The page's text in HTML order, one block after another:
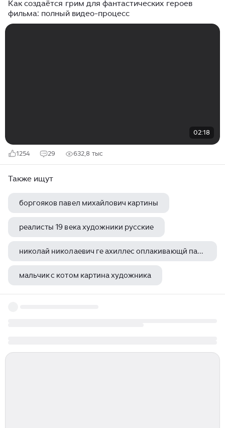
Как создаётся грим для фантастических героев
фильма: полный видео-процесс
02:18
1254 29 632,8 тыс
Также ищут
боргояков павел михайлович картины
реалисты 19 века художники русские
николай николаевич ге ахиллес оплакивающй патрокла
мальчик с котом картина художника